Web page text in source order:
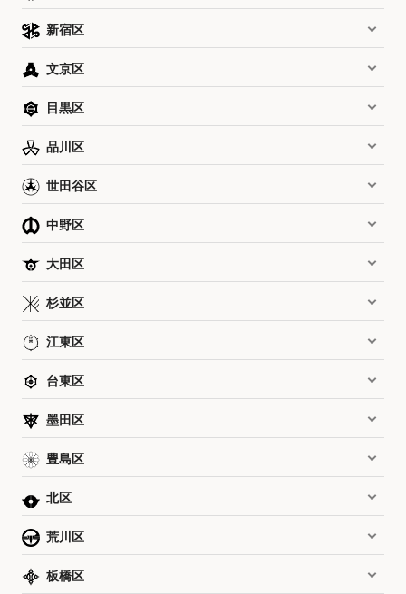
新宿区
文京区
目黒区
品川区
世田谷区
中野区
大田区
杉並区
江東区
台東区
墨田区
豊島区
北区
荒川区
板橋区